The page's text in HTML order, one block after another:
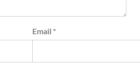
Email *